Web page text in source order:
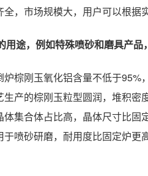
，市场规模大，用户可以根据
用途，例如特殊喷砂和磨具产品
棕刚玉氧化铝含量不低于95%
产的棕刚玉粒型圆润，堆积密
集合体占比高，晶体尺寸比固
喷砂研磨，耐用度比固定炉更高